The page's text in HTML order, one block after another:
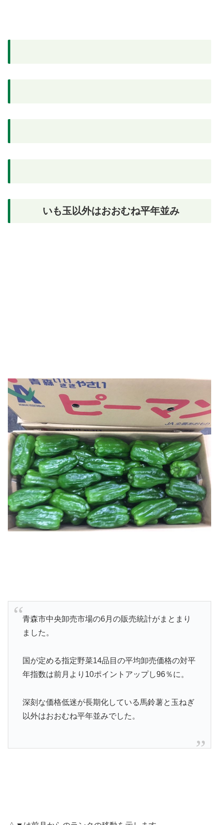
いも玉以外はおおむね平年並み
青森市中央卸売市場の6月の販売統計がまとまり
ました。
国が定める指定野菜14品目の平均卸売価格の対平
年指数は前月より10ポイントアップし96％に。
深刻な価格低迷が長期化している馬鈴薯と玉ねぎ
以外はおおむね平年並みでした。